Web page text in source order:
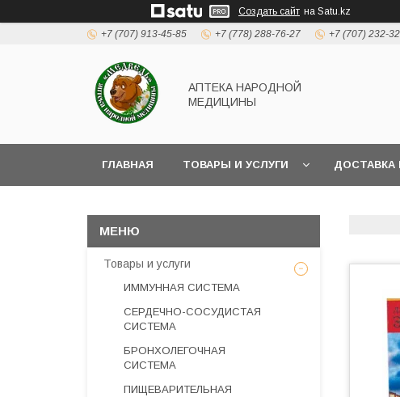
Создать сайт на Satu.kz
+7 (707) 913-45-85 +7 (778) 288-76-27 +7 (707) 232-
АПТЕКА НАРОДНОЙ
МЕДИЦИНЫ
ГЛАВНАЯ ТОВАРЫ И УСЛУГИ ДОСТАВКА
Товары и услуги
ИММУННАЯ СИСТЕМА
СЕРДЕЧНО-СОСУДИСТАЯ
СИСТЕМА
БРОНХОЛЕГОЧНАЯ
СИСТЕМА
ПИЩЕВАРИТЕЛЬНАЯ